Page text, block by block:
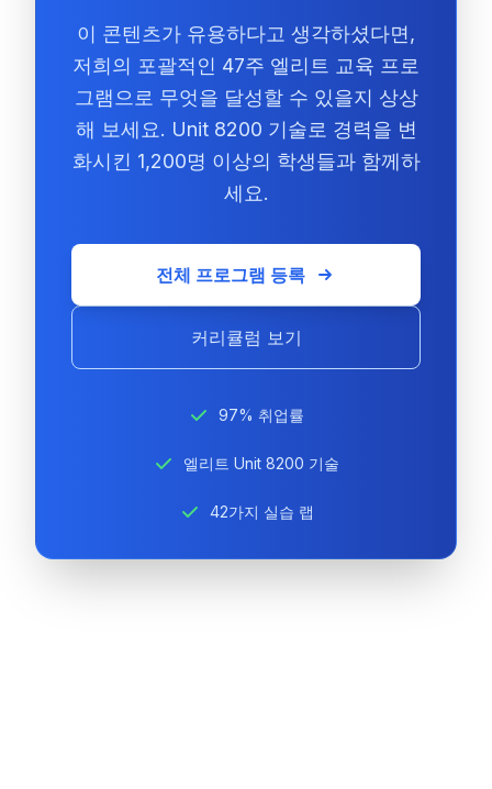
이 콘텐츠가 유용하다고 생각하셨다면,
저희의 포괄적인 47주 엘리트 교육 프로
그램으로 무엇을 달성할 수 있을지 상상
해 보세요. Unit 8200 기술로 경력을 변
화시킨 1,200명 이상의 학생들과 함께하
세요.
전체 프로그램 등록
커리큘럼 보기
97% 취업률
엘리트 Unit 8200 기술
42가지 실습 랩